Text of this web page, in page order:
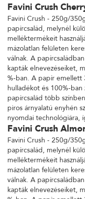
Favini Crush
Favini Crush - 250g/
papírcsalád, melynél
melléktermékeit
mázolatlan felületen
válnak. A
kapták elnevezéseiket,
%-ban. A papír emellett
hulladékot és 100%-
papírcsalád több
piros árnyalatú enyhén
nyomdai technológiára,
Favini Crush
Favini Crush - 250g/
papírcsalád, melynél
melléktermékeit
mázolatlan felületen
válnak. A
kapták elnevezéseiket,